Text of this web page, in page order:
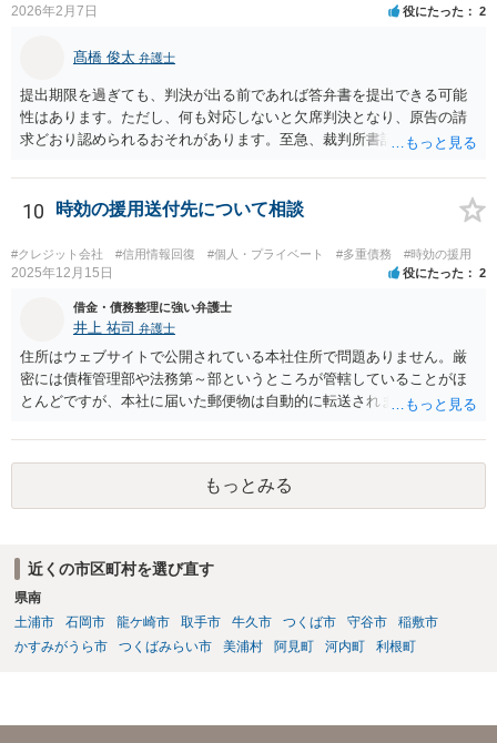
2026年2月7日 役にたった 2
髙橋 俊太 弁護士
提出期限を過ぎても、判決が出る前であれば答弁書を提出できる可能
性はあります。ただし、何も対応しないと欠席判決となり、原告の請
求どおり認められるおそれがあります。至急、裁判所書記官に連絡し
10 時効の援用送付先について相談
#クレジット会社 #信用情報回復 #個人・プライベート #多重債務 #時効の援用
2025年12月15日 役にたった 2
借金・債務整理に強い弁護士
井上 祐司 弁護士
住所はウェブサイトで公開されている本社住所で問題ありません。厳
密には債権管理部や法務第～部というところが管轄していることがほ
とんどですが、本社に届いた郵便物は自動的に転送されます。 内容証
すのが通例です。 なお、信用情報において三井住友カード株式会社が
債権者として表示されていればそこへ送るのが正解だとは思います
が、同社が貸付や立替によって取得した債権は完全子会社であるSMB
Cコンシューマーファイナンス株式会社が保有・管理していることが通
もっとみる
近くの市区町村を選び直す
県南
土浦市
石岡市 龍ケ崎市 取手市 牛久市 つくば市 守谷市
稲敷市
かすみがうら市
つくばみらい市 美浦村 阿見町 河内町 利根町